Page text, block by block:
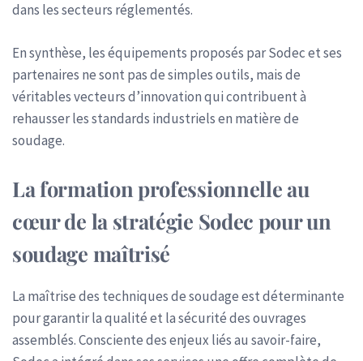
dans les secteurs réglementés.
En synthèse, les équipements proposés par Sodec et ses
partenaires ne sont pas de simples outils, mais de
véritables vecteurs d’innovation qui contribuent à
rehausser les standards industriels en matière de
soudage.
La formation professionnelle au
cœur de la stratégie Sodec pour un
soudage maîtrisé
La maîtrise des techniques de soudage est déterminante
pour garantir la qualité et la sécurité des ouvrages
assemblés. Consciente des enjeux liés au savoir-faire,